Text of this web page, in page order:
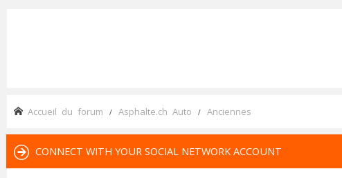
Accueil du forum Asphalte.ch Auto Anciennes
CONNECT WITH YOUR SOCIAL NETWORK ACCOUNT